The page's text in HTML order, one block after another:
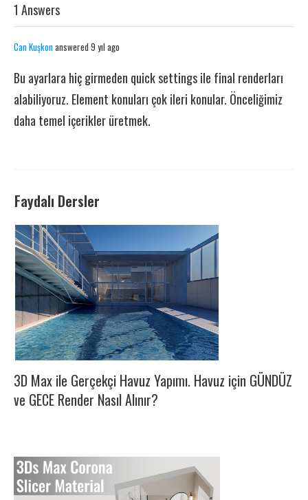
1 Answers
Can Kuşkonanswered 9 yıl ago
Bu ayarlara hiç girmeden quick settings ile final renderları
alabiliyoruz. Element konuları çok ileri konular. Önceliğimiz
daha temel içerikler üretmek.
Faydalı Dersler
3D Max ile Gerçekçi Havuz Yapımı. Havuz için GÜNDÜZ
ve GECE Render Nasıl Alınır?